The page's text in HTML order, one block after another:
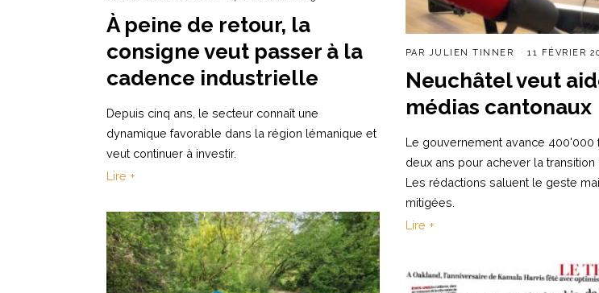
À peine de retour, la
consigne veut passer à la
cadence industrielle
Depuis cinq ans, le secteur connaît une
dynamique favorable dans la région lémanique et
veut continuer à investir.
Lire +
PAR JULIEN TINNER 11 FÉVRIER
Neuchâtel veut
médias cantonaux
Le gouvernement avance 400'000
deux ans pour achever la transition
Les rédactions saluent le geste
mitigées.
Lire +